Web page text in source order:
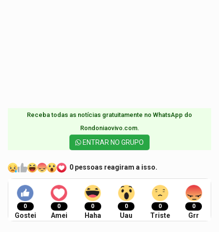
Receba todas as notícias gratuitamente no WhatsApp do
Rondoniaovivo.com.​
ENTRAR NO GRUPO
0 pessoas reagiram a isso.
0
Gostei
0
Amei
0
Haha
0
Uau
0
Triste
0
Grr